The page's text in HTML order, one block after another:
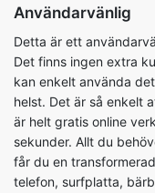
Användarvänlig
Detta är ett
Det finns ingen extra
kan enkelt använda
helst. Det är så enkelt
är helt gratis online
sekunder. Allt du
får du en
telefon, surfplatta,